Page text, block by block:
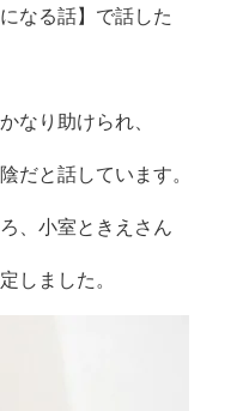
なる話】で話した
なり助けられ、
だと話しています。
、 小室ときえ さん
しました。